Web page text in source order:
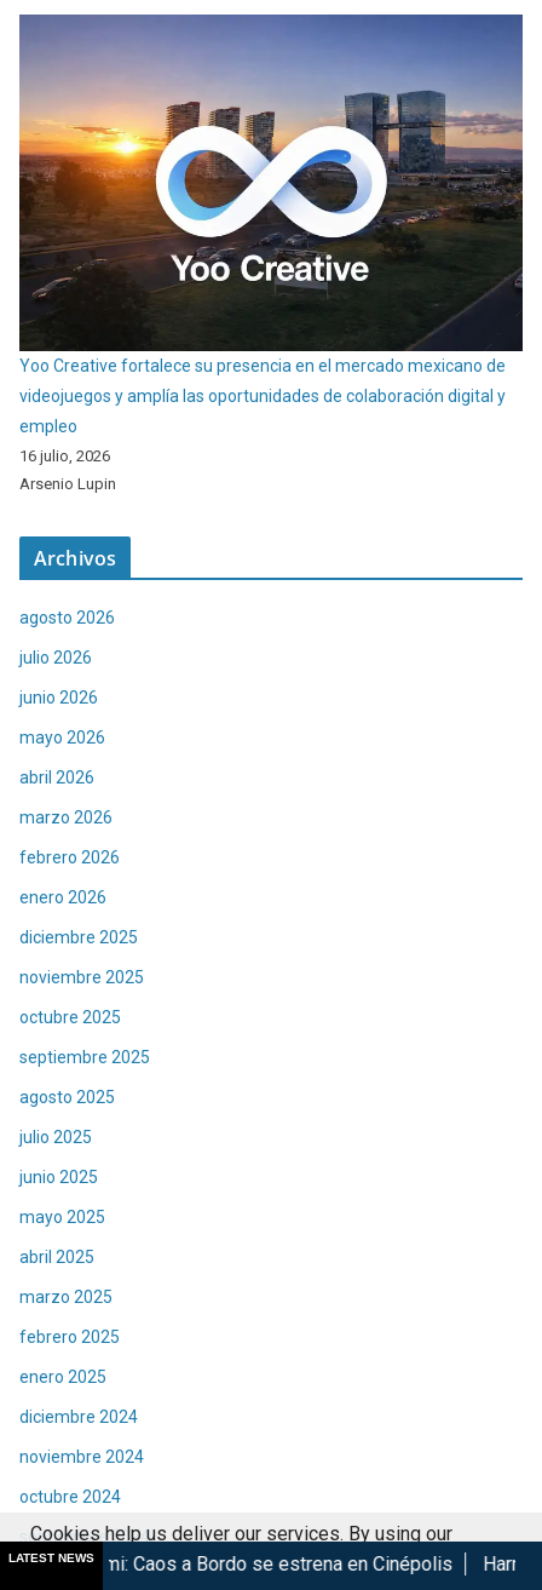
Yoo Creative fortalece su presencia en el mercado mexicano de
videojuegos y amplía las oportunidades de colaboración digital y
empleo
16 julio, 2026
Arsenio Lupin
Archivos
agosto 2026
julio 2026
junio 2026
mayo 2026
abril 2026
marzo 2026
febrero 2026
enero 2026
diciembre 2025
noviembre 2025
octubre 2025
septiembre 2025
agosto 2025
julio 2025
junio 2025
mayo 2025
abril 2025
marzo 2025
febrero 2025
enero 2025
diciembre 2024
noviembre 2024
octubre 2024
septiembre 2024
agosto 2024
LATEST NEWS
a Bordo se estrena en Cinépolis Harry Potter regresa a
Cookies help us deliver our services. By using our
services, you agree to our use of cookies.
Got it